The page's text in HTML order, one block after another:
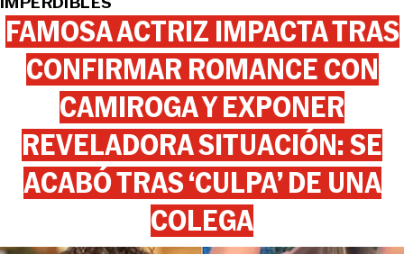
FAMOSA ACTRIZ IMPACTA TRAS
CONFIRMAR ROMANCE CON
CAMIROGA Y EXPONER
REVELADORA SITUACIÓN: SE
ACABÓ TRAS ‘CULPA’ DE UNA
COLEGA